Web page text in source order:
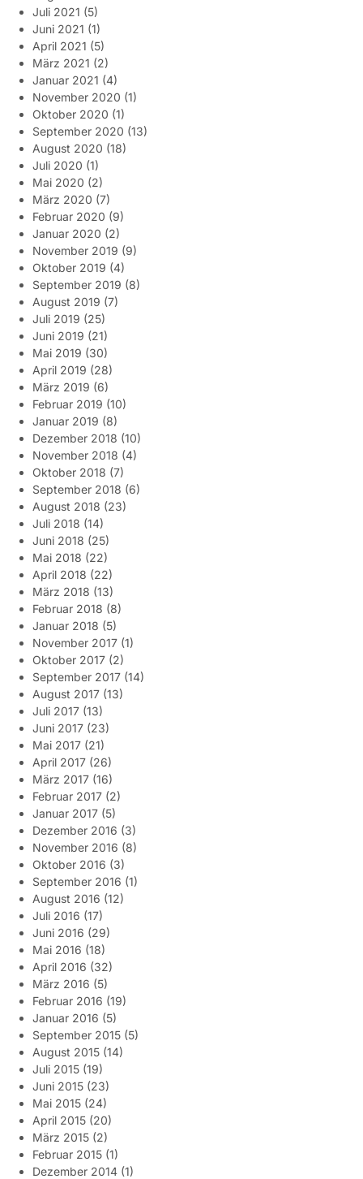
Juli 2021 (5)
Juni 2021 (1)
April 2021 (5)
März 2021 (2)
Januar 2021 (4)
November 2020 (1)
Oktober 2020 (1)
September 2020 (13)
August 2020 (18)
Juli 2020 (1)
Mai 2020 (2)
März 2020 (7)
Februar 2020 (9)
Januar 2020 (2)
November 2019 (9)
Oktober 2019 (4)
September 2019 (8)
August 2019 (7)
Juli 2019 (25)
Juni 2019 (21)
Mai 2019 (30)
April 2019 (28)
März 2019 (6)
Februar 2019 (10)
Januar 2019 (8)
Dezember 2018 (10)
November 2018 (4)
Oktober 2018 (7)
September 2018 (6)
August 2018 (23)
Juli 2018 (14)
Juni 2018 (25)
Mai 2018 (22)
April 2018 (22)
März 2018 (13)
Februar 2018 (8)
Januar 2018 (5)
November 2017 (1)
Oktober 2017 (2)
September 2017 (14)
August 2017 (13)
Juli 2017 (13)
Juni 2017 (23)
Mai 2017 (21)
April 2017 (26)
März 2017 (16)
Februar 2017 (2)
Januar 2017 (5)
Dezember 2016 (3)
November 2016 (8)
Oktober 2016 (3)
September 2016 (1)
August 2016 (12)
Juli 2016 (17)
Juni 2016 (29)
Mai 2016 (18)
April 2016 (32)
März 2016 (5)
Februar 2016 (19)
Januar 2016 (5)
September 2015 (5)
August 2015 (14)
Juli 2015 (19)
Juni 2015 (23)
Mai 2015 (24)
April 2015 (20)
März 2015 (2)
Februar 2015 (1)
Dezember 2014 (1)